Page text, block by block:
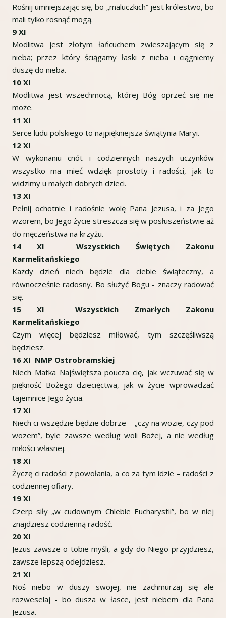
Rośnij umniejszając się, bo „maluczkich” jest królestwo, bo
mali tylko rosnąć mogą.
9 XI
Modlitwa jest złotym łańcuchem zwieszającym się z
nieba; przez który ściągamy łaski z nieba i ciągniemy
duszę do nieba.
10 XI
Modlitwa jest wszechmocą, której Bóg oprzeć się nie
może.
11 XI
Serce ludu polskiego to najpiękniejsza świątynia Maryi.
12 XI
W wykonaniu cnót i codziennych naszych uczynków
wszystko ma mieć wdzięk prostoty i radości, jak to
widzimy u małych dobrych dzieci.
13 XI
Pełnij ochotnie i radośnie wolę Pana Jezusa, i za Jego
wzorem, bo Jego życie streszcza się w posłuszeństwie aż
do męczeństwa na krzyżu.
14 XI Wszystkich Świętych Zakonu
Karmelitańskiego
Każdy dzień niech będzie dla ciebie świąteczny, a
równocześnie radosny. Bo służyć Bogu - znaczy radować
się.
15 XI Wszystkich Zmarłych Zakonu
Karmelitańskiego
Czym więcej będziesz miłować, tym szczęśliwszą
będziesz.
16 XI NMP Ostrobramskiej
Niech Matka Najświętsza poucza cię, jak wczuwać się w
piękność Bożego dziecięctwa, jak w życie wprowadzać
tajemnice Jego życia.
17 XI
Niech ci wszędzie będzie dobrze – „czy na wozie, czy pod
wozem”, byle zawsze według woli Bożej, a nie według
miłości własnej.
18 XI
Życzę ci radości z powołania, a co za tym idzie – radości z
codziennej ofiary.
19 XI
Czerp siły „w cudownym Chlebie Eucharystii”, bo w niej
znajdziesz codzienną radość.
20 XI
Jezus zawsze o tobie myśli, a gdy do Niego przyjdziesz,
zawsze lepszą odejdziesz.
21 XI
Noś niebo w duszy swojej, nie zachmurzaj się ale
rozweselaj - bo dusza w łasce, jest niebem dla Pana
Jezusa.